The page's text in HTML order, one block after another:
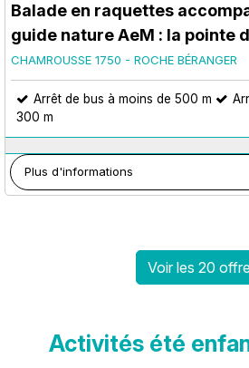
Balade en raquettes
guide nature AeM : la pointe
CHAMROUSSE 1750 - ROCHE BÉRANGER
Arrêt de bus à moins de 500 m
300 m
Plus d'informations
Voir les 20
Activités été